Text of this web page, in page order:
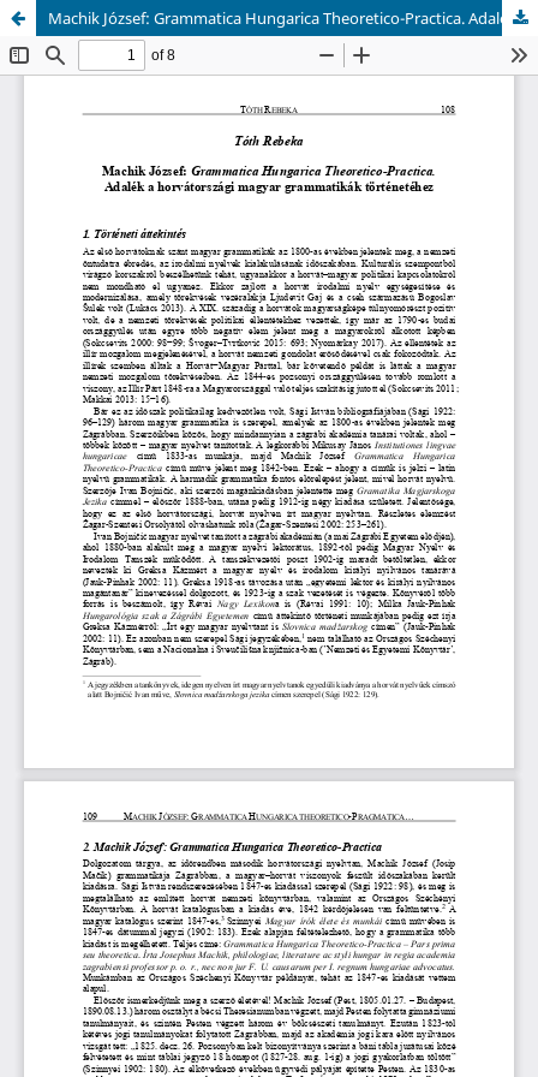
Machik József: Grammatica Hungarica Theoretico-Practica. Adalék a horvátországi magyar grammatikák történetéhez